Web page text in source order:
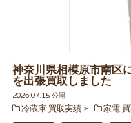
神奈川県相模原市南区
を出張買取しました
2026.07.15 公開
冷蔵庫 買取実績
家電